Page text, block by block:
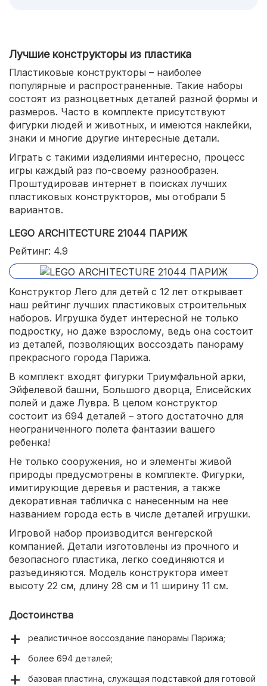
Лучшие конструкторы из пластика
Пластиковые конструкторы – наиболее
популярные и распространенные. Такие наборы
состоят из разноцветных деталей разной формы и
размеров. Часто в комплекте присутствуют
фигурки людей и животных, и имеются наклейки,
знаки и многие другие интересные детали.
Играть с такими изделиями интересно, процесс
игры каждый раз по-своему разнообразен.
Проштудировав интернет в поисках лучших
пластиковых конструкторов, мы отобрали 5
вариантов.
LEGO ARCHITECTURE 21044 ПАРИЖ
Рейтинг: 4.9
Конструктор Лего для детей с 12 лет открывает
наш рейтинг лучших пластиковых строительных
наборов. Игрушка будет интересной не только
подростку, но даже взрослому, ведь она состоит
из деталей, позволяющих воссоздать панораму
прекрасного города Парижа.
В комплект входят фигурки Триумфальной арки,
Эйфелевой башни, Большого дворца, Елисейских
полей и даже Лувра. В целом конструктор
состоит из 694 деталей – этого достаточно для
неограниченного полета фантазии вашего
ребенка!
Не только сооружения, но и элементы живой
природы предусмотрены в комплекте. Фигурки,
имитирующие деревья и растения, а также
декоративная табличка с нанесенным на нее
названием города есть в числе деталей игрушки.
Игровой набор производится венгерской
компанией. Детали изготовлены из прочного и
безопасного пластика, легко соединяются и
разъединяются. Модель конструктора имеет
высоту 22 см, длину 28 см и 11 ширину 11 см.
Достоинства
реалистичное воссоздание панорамы Парижа;
более 694 деталей;
базовая пластина, служащая подставкой для готовой